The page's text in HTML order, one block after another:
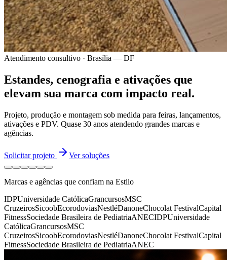
Atendimento consultivo · Brasília — DF
Estandes, cenografia e ativações que
elevam sua marca com impacto real.
Projeto, produção e montagem sob medida para feiras, lançamentos,
ativações e PDV. Quase 30 anos atendendo grandes marcas e
agências.
Solicitar projeto Ver soluções
Marcas e agências que confiam na Estilo
IDPUniversidade CatólicaGrancursosMSC
CruzeirosSicoobEcorodoviasNestléDanoneChocolat FestivalCapital
FitnessSociedade Brasileira de PediatriaANECIDPUniversidade
CatólicaGrancursosMSC
CruzeirosSicoobEcorodoviasNestléDanoneChocolat FestivalCapital
FitnessSociedade Brasileira de PediatriaANEC